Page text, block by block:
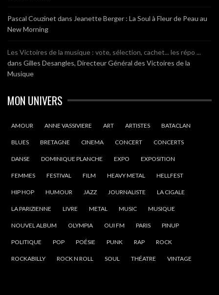
Pascal Couzinet dans Jeanette Berger : La Soul à Fleur de Peau au
New Morning
Les Victoires de la musique : vote, sélection, cachet... les répo ...
dans Gilles Desangles, Directeur Général des Victoires de la
Musique
MON UNIVERS
AMOUR ANNE VASSIVIERE ART ARTISTES BATACLAN
BLUES BRETAGNE CINEMA CONCERT CONCERTS
DANSE DOMINIQUE PLANCHE EXPO EXPOSITION
FEMMES FESTIVAL FILM HEAVY METAL HELLFEST
HIP HOP HUMOUR JAZZ JOURNALISTE LA CIGALE
LA PARIZIENNE LIVRE METAL MUSIC MUSIQUE
NOUVEL ALBUM OLYMPIA OUI FM PARIS PINUP
POLITIQUE POP POÉSIE PUNK RAP ROCK
ROCKABILLY ROCK N ROLL SOUL THÉATRE VINTAGE